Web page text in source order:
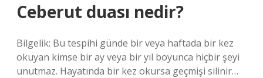
Ceberut duası nedir?
Bilgelik: Bu tespihi günde bir veya haftada bir kez
okuyan kimse bir ay veya bir yıl boyunca hiçbir şeyi
unutmaz. Hayatında bir kez okursa geçmişi silinir…